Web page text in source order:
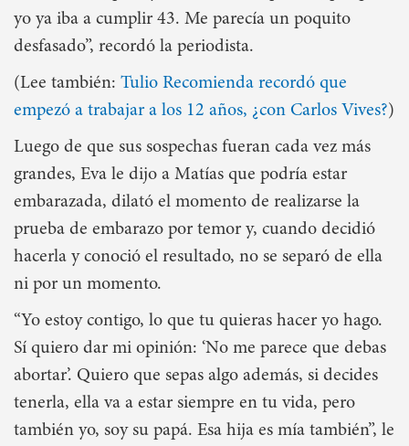
yo ya iba a cumplir 43. Me parecía un poquito
desfasado”, recordó la periodista.
(Lee también: Tulio Recomienda recordó que
empezó a trabajar a los 12 años, ¿con Carlos Vives?)
Luego de que sus sospechas fueran cada vez más
grandes, Eva le dijo a Matías que podría estar
embarazada, dilató el momento de realizarse la
prueba de embarazo por temor y, cuando decidió
hacerla y conoció el resultado, no se separó de ella
ni por un momento.
“Yo estoy contigo, lo que tu quieras hacer yo hago.
Sí quiero dar mi opinión: ‘No me parece que debas
abortar’. Quiero que sepas algo además, si decides
tenerla, ella va a estar siempre en tu vida, pero
también yo, soy su papá. Esa hija es mía también”, le